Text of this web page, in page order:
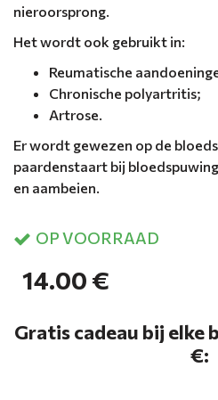
nieroorsprong.
Het wordt ook gebruikt in:
Reumatische
Chronische polyartritis;
Artrose.
Er wordt gewezen op de
paardenstaart bij
en aambeien.
OP VOORRAAD
14.00 €
Gratis cadeau bij elke
€: